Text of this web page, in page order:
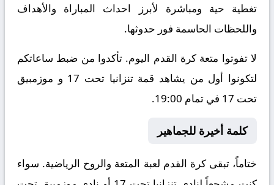
تغطية حية ومباشرة لأبرز احداث المباراة والأهداف
واللحظات الحاسمة فور حدوثها.
لا تفوتوا متعة كرة القدم اليوم. تأكدوا من ضبط ساعاتكم
لتكونوا أول من يشاهد قمة تنزانيا تحت 17 و موزمبيق
تحت 17 في تمام 19:00.
كلمة أخيرة للجماهير
ختاماً، تبقى كرة القدم لعبة المتعة والروح الرياضية. سواء